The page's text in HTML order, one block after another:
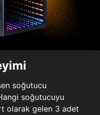
soğutucu
soğutucuyu
olarak gelen 3 adet